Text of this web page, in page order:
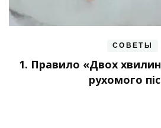
СОВЕТЫ
1. Правило «Двох
рухомого